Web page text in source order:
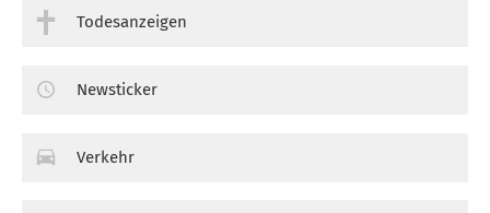
Todesanzeigen
Newsticker
Verkehr